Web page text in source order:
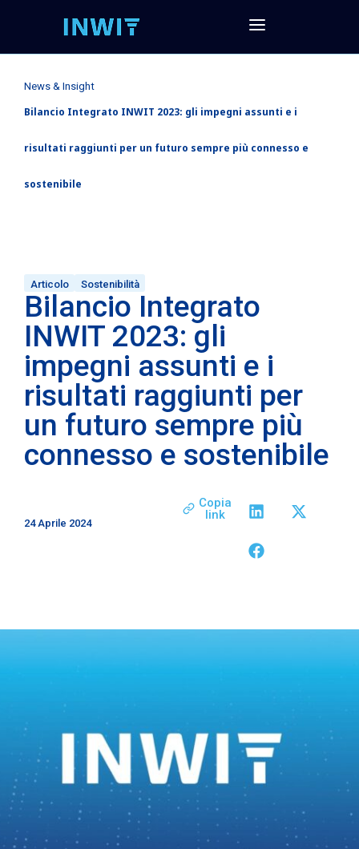
News & Insight
Bilancio Integrato INWIT 2023: gli impegni assunti e i
risultati raggiunti per un futuro sempre più connesso e
sostenibile
Articolo Sostenibilità
Bilancio Integrato
INWIT 2023: gli
impegni assunti e i
risultati raggiunti per
un futuro sempre più
connesso e sostenibile
24 Aprile 2024
Copia
link